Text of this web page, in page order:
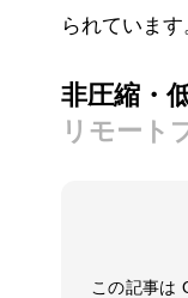
られています
非圧縮・
リモート
この記事は